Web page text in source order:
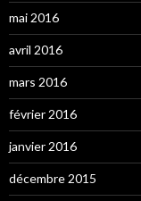
mai 2016
avril 2016
mars 2016
février 2016
janvier 2016
décembre 2015